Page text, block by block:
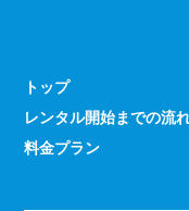
過去に発生した料金
からスマホの利用契
うな連絡手段となる
るものです。 デッセ
にご契約いただける
トップ
レンタル開始までの流
料金プラン